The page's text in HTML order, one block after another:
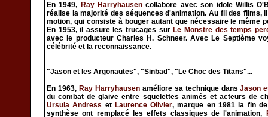
En 1949, Ray Harryhausen collabore avec son idole Willis
réalise la majorité des séquences d'animation. Au fil des films,
motion, qui consiste à bouger autant que nécessaire le même
En 1953, il assure les trucages sur Le Monstre des temps
avec le producteur Charles H. Schneer. Avec Le Septième
célébrité et la reconnaissance.
"Jason et les Argonautes", "Sinbad", "Le Choc des Titans"...
En 1963, Ray Harryhausenaméliore sa technique dansJason
du combat de glaive entre squelettes animés et acteurs de
Ursula Andress et Laurence Olivier, marque en 1981 la fin
synthèse ont remplacé les effets classiques de l'animation,